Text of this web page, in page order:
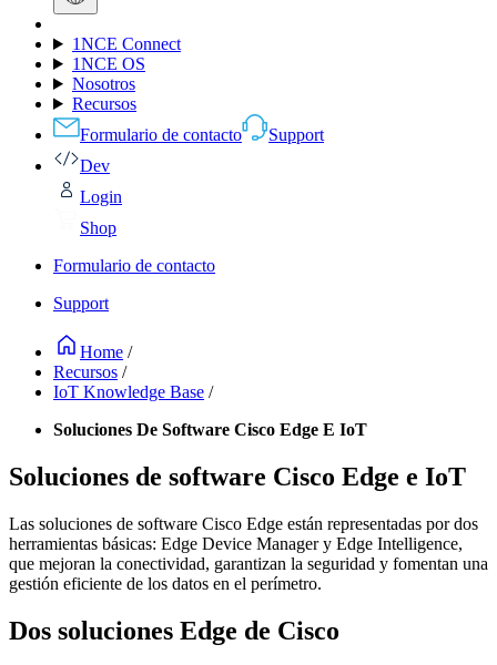
1NCE Connect
1NCE OS
Nosotros
Recursos
Formulario de contacto
Support
Dev
Login
Shop
Formulario de contacto
Support
Home /
Recursos /
IoT Knowledge Base /
Soluciones De Software Cisco Edge E IoT
Soluciones de software Cisco Edge e IoT
Las soluciones de software Cisco Edge están representadas por dos
herramientas básicas: Edge Device Manager y Edge Intelligence,
que mejoran la conectividad, garantizan la seguridad y fomentan una
gestión eficiente de los datos en el perímetro.
Dos soluciones Edge de Cisco